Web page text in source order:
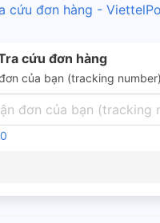
cứu đơn hàng -
cứu đơn hàng
của bạn (tracking number)